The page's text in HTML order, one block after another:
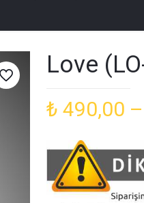
Love
₺ 490,00 –